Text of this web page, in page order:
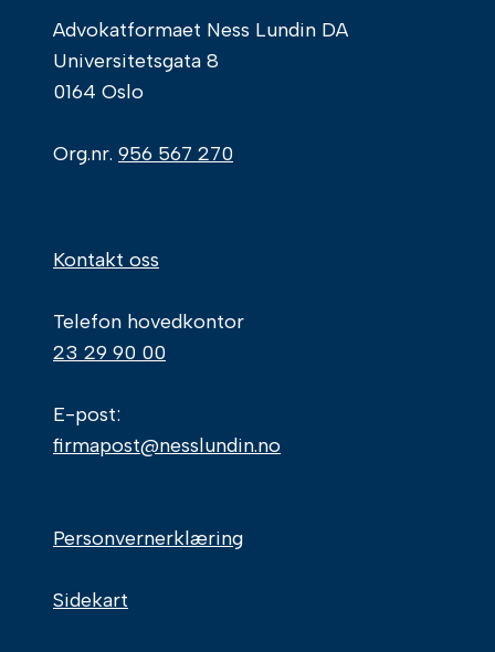
Advokatformaet Ness Lundin DA
Universitetsgata 8
0164 Oslo
Org.nr. 956 567 270
Kontakt oss
Telefon hovedkontor
23 29 90 00
E-post:
firmapost@nesslundin.no
Personvernerklæring
Sidekart